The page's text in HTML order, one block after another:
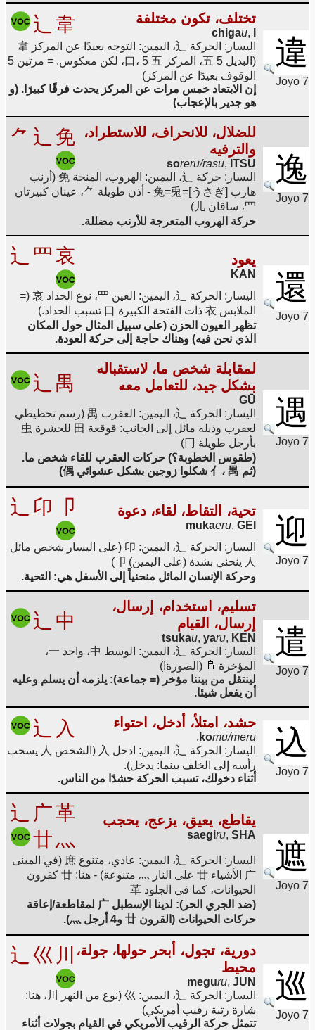
違
Joyo 7
تختلف، تكون مختلفة
chigau,
辶 韋
اليسار: الحركة 辶، اليمين: التوجه بعيدًا عن المركز 韋
(البديل 5 五، المركز 口، 5 五، لكن معكوس. = مرتين 5
الوقوف بعيدًا عن المركز)
إن الابتعاد خمس مرات عن المركز يحدث فرقًا كبيرًا. (و
هو جدير بالإعجاب)
逸
Joyo 7
للضلال، للانحراف، للاستطراد،
والترفيه
soreru/rasu, ITSU
辶 免
⺈
اليسار: حركة 辶، اليمين: الهروب، المنحة 免 (أرنب
هارب 兔=兎=[うさぎ] - أذن طويلة ⺈، عينان كبيرتان
罒، ساقان 儿)
حركة الهروب المتعرجة للأرنب مضللة.
還
Joyo 7
يعود
KAN
辶 罒 哀
اليسار: الحركة 辶، اليمين: العين 罒، نوع الحداد 哀 (=
الملابس 衣 ذات الفتحة الكبيرة 口 تسبب الحداد.)
تظهر العيون الحزن (على سبيل المثال حول المكان
الذي نحن فيه) وهناك حاجة إلى حركة العودة.
遇
Joyo 7
لمقابلة شخص ما، لاستقباله
بشكل جيد، للتعامل معه
GŪ
辶 禺
اليسار: الحركة 辶، اليمين: العقرب 禺 (رسم تخطيطي
لعقرب وذيله مائل إلى الجانب: قوقعة 田 للحشرة 虫
بأرجل طويلة 冂)
(طقوس الخطوبة؟) حركات العقرب للقاء شخص ما.
(ثم 亻، 禺 شكلوا زوجين بشكل عشوائي 偶)
迎
Joyo 7
تحية، التقاط، لقاء، دعوة
mukaeru, GEI
辶 卬 卩
اليسار: الحركة 辶، اليمين: 卬 (على اليسار شخص مائل
人 ينحني بشدة (على اليمين) 卩)
وحركة الإنسان المائل منحنياً إلى الأسفل هي: التحية.
遣
Joyo 7
تسليم، استخدام، إرسال،
إرسال، القيام
tsukau, yaru, KEN
辶 中
اليسار: الحركة 辶، اليمين: الوسط 中، واحد 一،
المؤخرة
(الصورة!)
لينتقل من بيننا مؤخر (= جماعة): يلزمه أن يسلم وعليه
أن يفعل شيئا.
込
Joyo 7
حشد، امتلأ، أدخل، احتواء
komu/meru
,
辶 入
اليسار: الحركة 辶، اليمين: ادخل 入 (الشخص 人 يسحب
رأسه إلى الخلف بينما: يدخل).
أثناء دخولك، تسبب الحركة حشدًا من الناس.
遮
Joyo 7
يقاطع، يعيق، يزعج، يحجب
saegiru, SHA
辶 广革
廿灬
اليسار: الحركة 辶، اليمين: عادي، متنوع 庶 (في المبنى
广 الأشياء 廿 على النار 灬 متنوعة) - هنا: 廿 كقرون
الحيوانات، كما في الجلود 革
(ضد الجري الحر): لدينا الإسطبل 广 لمقاطعة/إعاقة
حركات الحيوانات (القرون 廿 و4 أرجل 灬).
巡
Joyo 7
دورية، تجول، أبحر حولها، جولة،
محيط
meguru, JUN
辶 巛 川
اليسار: الحركة 辶، اليمين: 巛 (نوع من النهر 川، هنا:
شارة رتبة رقيب أمريكي)
تتمثل حركة الرقيب الأمريكي في القيام بجولات أثناء